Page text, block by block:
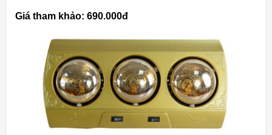
Giá tham khảo: 690.000đ